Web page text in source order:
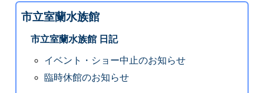
市立室蘭水族館
市立室蘭水族館 日記
イベント・ショー中止のお知らせ
臨時休館のお知らせ